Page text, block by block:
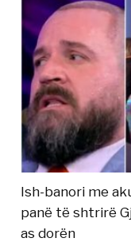
Ish-banori me
panë të shtrirë
as dorën